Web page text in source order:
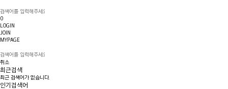
0
LOGIN
JOIN
MYPAGE
취소
최근검색
최근 검색어가 없습니다.
인기검색어